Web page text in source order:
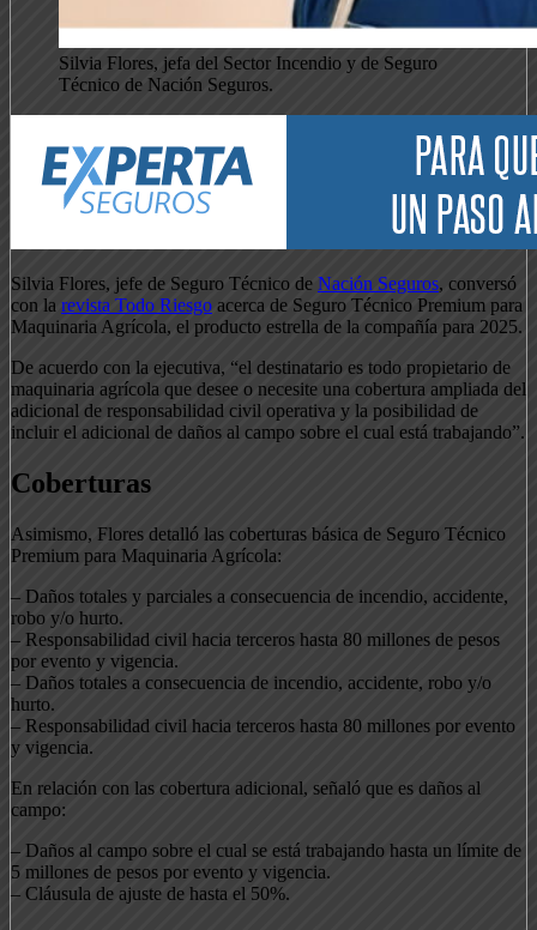
Silvia Flores, jefa del Sector Incendio y de Seguro
Técnico de Nación Seguros.
Silvia Flores, jefe de Seguro Técnico de Nación Seguros, conversó
con la revista Todo Riesgo acerca de Seguro Técnico Premium para
Maquinaria Agrícola, el producto estrella de la compañía para 2025.
De acuerdo con la ejecutiva, “el destinatario es todo propietario de
maquinaria agrícola que desee o necesite una cobertura ampliada del
adicional de responsabilidad civil operativa y la posibilidad de
incluir el adicional de daños al campo sobre el cual está trabajando”.
Coberturas
Asimismo, Flores detalló las coberturas básica de Seguro Técnico
Premium para Maquinaria Agrícola:
– Daños totales y parciales a consecuencia de incendio, accidente,
robo y/o hurto.
– Responsabilidad civil hacia terceros hasta 80 millones de pesos
por evento y vigencia.
– Daños totales a consecuencia de incendio, accidente, robo y/o
hurto.
– Responsabilidad civil hacia terceros hasta 80 millones por evento
y vigencia.
En relación con las cobertura adicional, señaló que es daños al
campo:
– Daños al campo sobre el cual se está trabajando hasta un límite de
5 millones de pesos por evento y vigencia.
– Cláusula de ajuste de hasta el 50%.